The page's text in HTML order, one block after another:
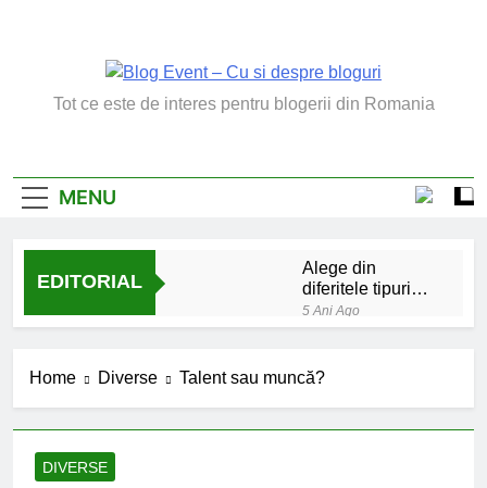
Blog Event – Cu Si
Tot ce este de interes pentru blogerii din Romania
MENU
EDITORIAL
Alege din
diferitele tipuri
de bratara de
argint
5 Ani Ago
5 Ani Ago
Home Diverse Talent sau muncă?
DIVERSE